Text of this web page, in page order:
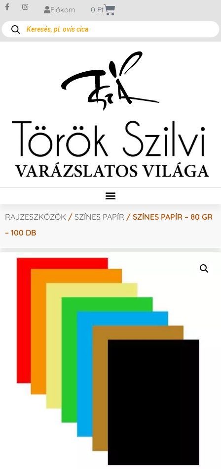
Fiókom 0 Ft
RAJZESZKÖZÖK / SZÍNES PAPÍR / SZÍNES PAPÍR – 80 GR
– 100 DB